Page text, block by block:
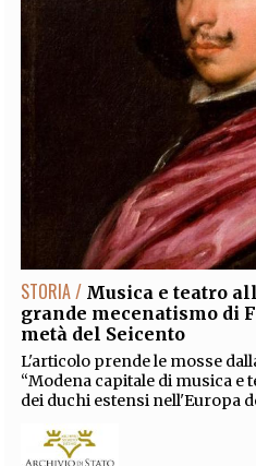
STORIA / Musica e teatro
grande mecenatismo di
metà del Seicento
L'articolo prende le mosse
“Modena capitale di musica
dei duchi estensi nell'Europa